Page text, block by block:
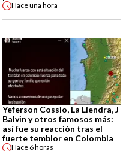
Haceuna hora
Yeferson Cossio, La Liendra, J
Balvin y otros famosos más:
así fue su reacción tras el
fuerte temblor en Colombia
Hace 6 horas